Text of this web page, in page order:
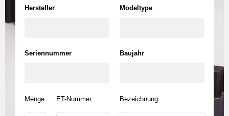
Hersteller Modeltype
Seriennummer Baujahr
Menge ET-Nummer Bezeichnung